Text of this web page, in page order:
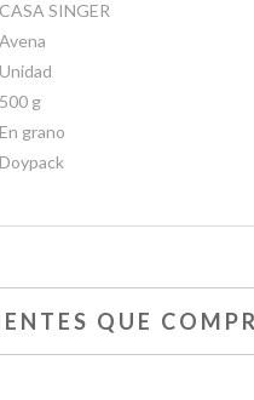
CASA SINGER
Avena
Unidad
500 g
En grano
Doypack
QUE